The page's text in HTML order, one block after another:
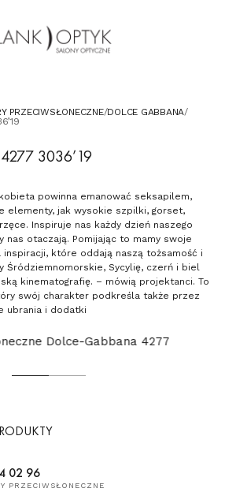
DLA DZIECI
KONTAKT
WIZYTĘ W SALONIE
PRZECIWSŁONECZNE/DOLCE GABBANA/
3036’19
powinna emanować seksapilem,
elementy, jak wysokie szpilki, gorset,
Inspiruje nas każdy dzień naszego
nas otaczają. Pomijając to mamy swoje
inspiracji, które oddają naszą tożsamość i
Śródziemnomorskie, Sycylię, czerń i biel
kinematografię. – mówią projektanci. To
swój charakter podkreśla także przez
ubrania i dodatki
02 96
PRZECIWSŁONECZNE